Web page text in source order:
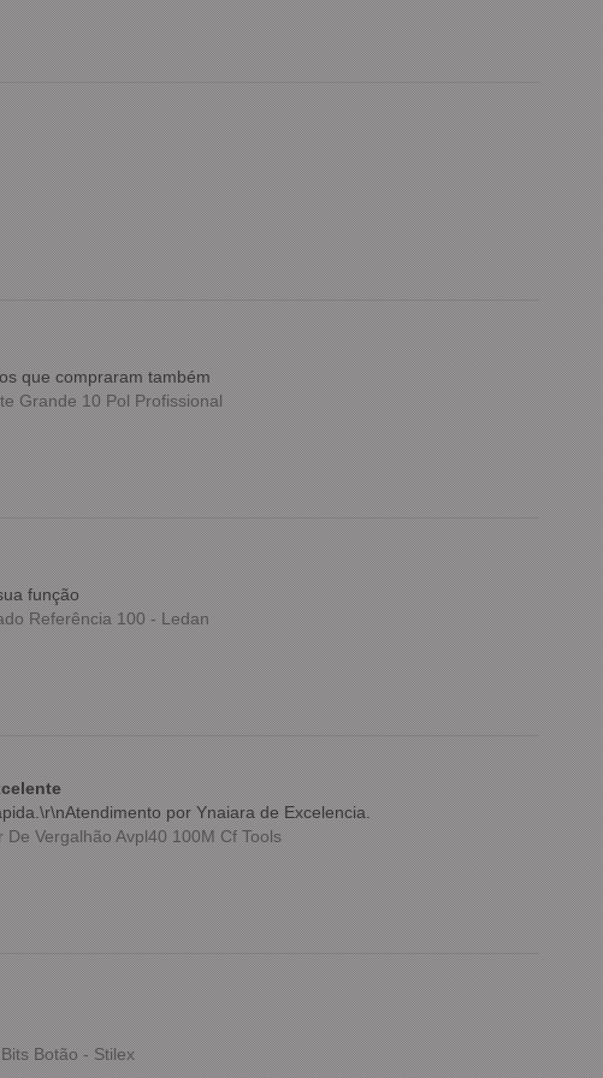
que compraram também
Grande 10 Pol Profissional
função
Referência 100 - Ledan
por Ynaiara de Excelencia.
Vergalhão Avpl40 100M Cf Tools
Botão - Stilex